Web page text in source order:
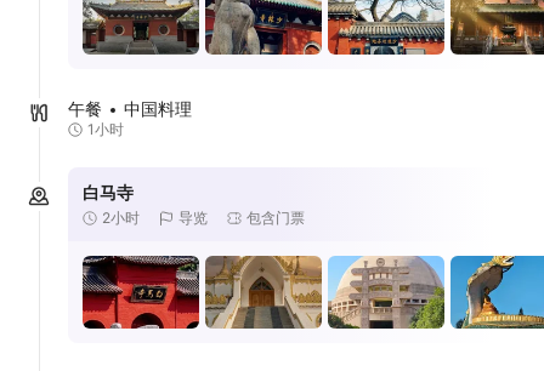
午餐 中国料理
1小时
白马寺
2小时 导览 包含门票